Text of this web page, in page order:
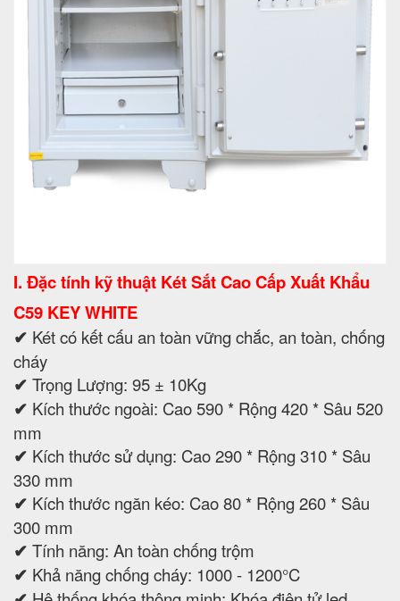
I. Đặc tính kỹ thuật Két Sắt Cao Cấp Xuất Khẩu
C59 KEY WHITE
✔ Két có kết cấu an toàn vững chắc, an toàn, chống
cháy
✔ Trọng Lượng: 95 ± 10Kg
✔ Kích thước ngoài: Cao 590 * Rộng 420 * Sâu 520
mm
✔ Kích thước sử dụng: Cao 290 * Rộng 310 * Sâu
330 mm
✔ Kích thước ngăn kéo: Cao 80 * Rộng 260 * Sâu
300 mm
✔ Tính năng: An toàn chống trộm
✔ Khả năng chống cháy: 1000 - 1200°C